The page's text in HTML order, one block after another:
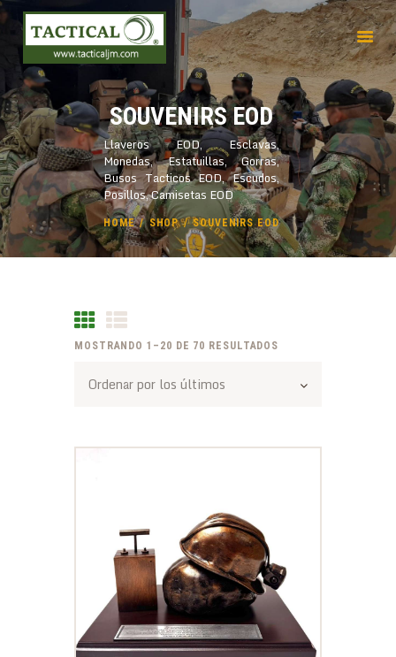
SOUVENIRS EOD
Llaveros EOD, Esclavas,
Monedas, Estatuillas, Gorras,
Busos Tacticos EOD, Escudos,
Posillos, Camisetas EOD
HOME SHOP SOUVENIRS EOD
INICIO
EMPRESA
PRODUCTOS
SERVICIOS
MOSTRANDO 1–20 DE 70 RESULTADOS